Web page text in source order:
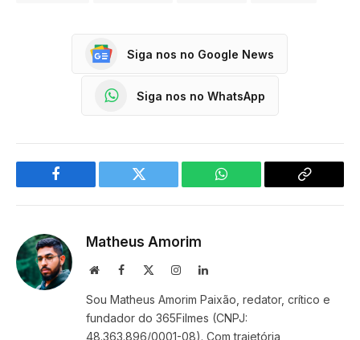
Siga nos no Google News
Siga nos no WhatsApp
Facebook Twitter WhatsApp
Copy
Matheus Amorim
WebsiteFacebook InstagramLinkedIn
Sou Matheus Amorim Paixão, redator, crítico e
fundador do 365Filmes (CNPJ:
48.363.896/0001-08). Com trajetória